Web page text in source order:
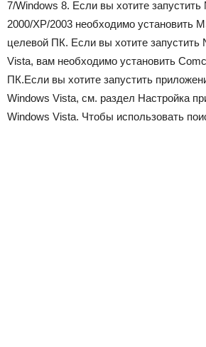
7/Windows 8. Если вы хотите запустить
2000/XP/2003 необходимо установить
целевой ПК. Если вы хотите запустить
Vista, вам необходимо установить
ПК.Если вы хотите запустить
Windows Vista, см. раздел Настройка
Windows Vista. Чтобы использовать